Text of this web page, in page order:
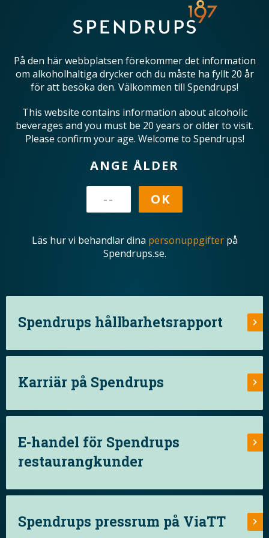
På den här webbplatsen förekommer det information
om alkoholhaltiga drycker och du måste ha fyllt 20 år
för att besöka den. Välkommen till Spendrups!
This website contains information about alcoholic
beverages and you must be 20 years or older to visit.
Please confirm your age. Welcome to Spendrups!
ANGE ÅLDER
Läs hur vi behandlar dina personuppgifterpå
Spendrups.se.
Spendrups hållbarhetsrapport
Karriär på Spendrups
E-handel för Spendrups
restaurangkunder
Spendrups pressrum på ViaTT